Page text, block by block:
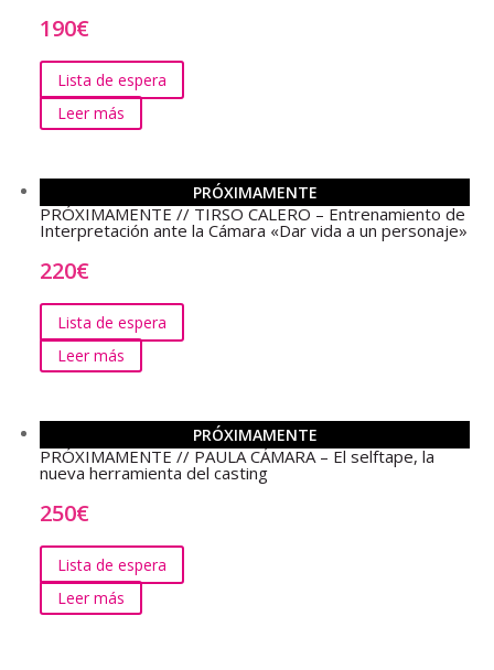
190€
Lista de espera
Leer más
PRÓXIMAMENTE
PRÓXIMAMENTE // TIRSO CALERO – Entrenamiento de
Interpretación ante la Cámara «Dar vida a un personaje»
220€
Lista de espera
Leer más
PRÓXIMAMENTE
PRÓXIMAMENTE // PAULA CÁMARA – El selftape, la
nueva herramienta del casting
250€
Lista de espera
Leer más